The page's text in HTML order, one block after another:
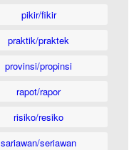
pikir/fikir
praktik/praktek
provinsi/propinsi
rapot/rapor
risiko/resiko
sariawan/seriawan